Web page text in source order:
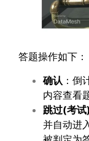
答题操作如下：
确认 ：倒
内容查看
跳过(考试)
并自动进